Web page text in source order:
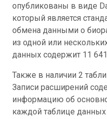
опубликованы в виде
который является
обмена данными о
из одной или
данных содержит 11
Также в наличии 2
Записи расширений
информацию об
каждой таблице